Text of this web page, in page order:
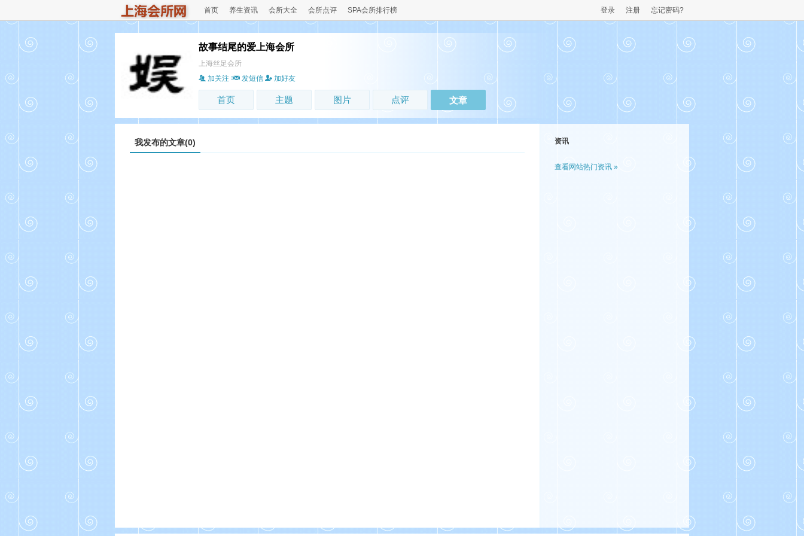
首页 养生资讯 会所大全 会所点评 SPA会所排行榜 忘记密码?
注册
登录
故事结尾的爱上海会所
上海丝足会所
加关注
发短信 加好友
首页 主题 图片 点评 文章
我发布的文章(0) 资讯
查看网站热门资讯 »